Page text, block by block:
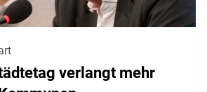
verlangt mehr